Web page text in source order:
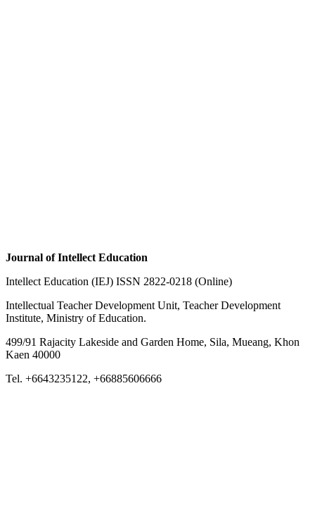
Journal of Intellect Education
Intellect Education (IEJ) ISSN 2822-0218 (Online)
Intellectual Teacher Development Unit, Teacher Development
Institute, Ministry of Education.
499/91 Rajacity Lakeside and Garden Home, Sila, Mueang, Khon
Kaen 40000
Tel. +6643235122, +66885606666